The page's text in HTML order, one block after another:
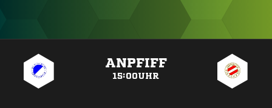
ANPFIFF
15:00UHR